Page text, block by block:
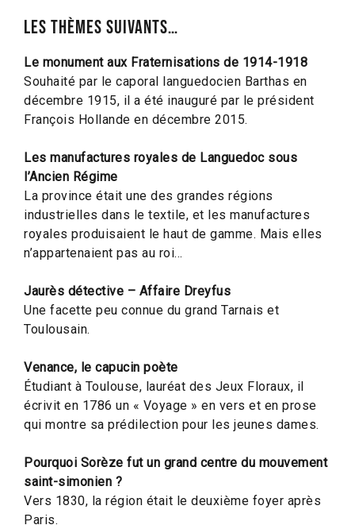
Les thèmes suivants…
Le monument aux Fraternisations de 1914-1918
Souhaité par le caporal languedocien Barthas en
décembre 1915, il a été inauguré par le président
François Hollande en décembre 2015.
Les manufactures royales de Languedoc sous
l’Ancien Régime
La province était une des grandes régions
industrielles dans le textile, et les manufactures
royales produisaient le haut de gamme. Mais elles
n’appartenaient pas au roi…
Jaurès détective – Affaire Dreyfus
Une facette peu connue du grand Tarnais et
Toulousain.
Venance, le capucin poète
Étudiant à Toulouse, lauréat des Jeux Floraux, il
écrivit en 1786 un « Voyage » en vers et en prose
qui montre sa prédilection pour les jeunes dames.
Pourquoi Sorèze fut un grand centre du mouvement
saint-simonien ?
Vers 1830, la région était le deuxième foyer après
Paris.